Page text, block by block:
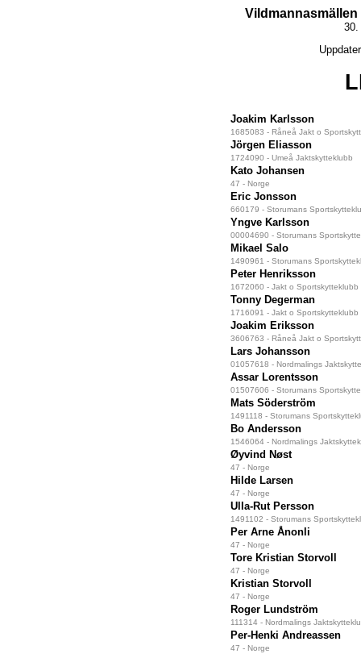
30.
Joakim Karlsson
1685083 - Råneå Jakt o
Jörgen Eliasson
1724090 - Umeå Jaktskytteklubb
Kato Johansen
47 - Norge
Eric Jonsson
660179 - Storumans
Yngve Karlsson
00004690 - Storumans
Mikael Salo
1490961 - Storumans
Peter Henriksson
1672060 - Jakt o Sportskytteklubb
Tonny Degerman
1716091 - Jakt o Sportskytteklubb
Joakim Eriksson
3606763 - Råneå Jakt o
Lars Johansson
01057618 - Nordmalings
Assar Lorentsson
01507606 - Storumans
Mats Söderström
1491118 - Storumans
Bo Andersson
1546064 - Nordmalings
Øyvind Nøst
47 - Norge
Hilde Larsen
47 - Norge
Ulla-Rut Persson
1491102 - Storumans
Per Arne Ånonli
47 - Norge
Tore Kristian Storvoll
47 - Norge
Kristian Storvoll
47 - Norge
Roger Lundström
111314 - Nordmalings
Per-Henki Andreassen
47 - Norge